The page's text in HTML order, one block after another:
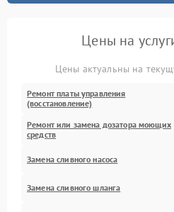
Цены на
Цены актуальны на
Ремонт платы управления
(восстановление)
Ремонт или замена дозатора моющих
средств
Замена сливного насоса
Замена сливного шланга